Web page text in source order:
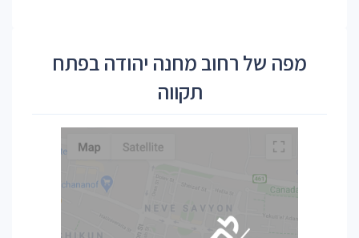
מפה של רחוב מחנה יהודה בפתח
תקווה